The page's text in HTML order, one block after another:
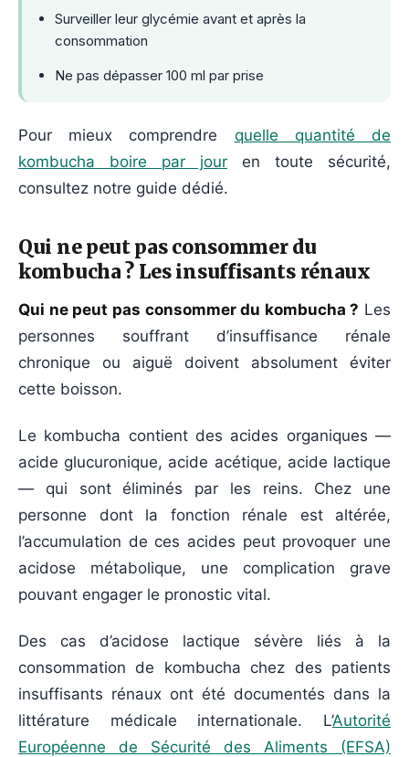
Surveiller leur glycémie avant et après la
consommation
Ne pas dépasser 100 ml par prise
Pour mieux comprendre quelle quantité de
kombucha boire par jour en toute sécurité,
consultez notre guide dédié.
Qui ne peut pas consommer du
kombucha ? Les insuffisants rénaux
Qui ne peut pas consommer du kombucha ? Les
personnes souffrant d’insuffisance rénale
chronique ou aiguë doivent absolument éviter
cette boisson.
Le kombucha contient des acides organiques —
acide glucuronique, acide acétique, acide lactique
— qui sont éliminés par les reins. Chez une
personne dont la fonction rénale est altérée,
l’accumulation de ces acides peut provoquer une
acidose métabolique, une complication grave
pouvant engager le pronostic vital.
Des cas d’acidose lactique sévère liés à la
consommation de kombucha chez des patients
insuffisants rénaux ont été documentés dans la
littérature médicale internationale. L’Autorité
Européenne de Sécurité des Aliments (EFSA)